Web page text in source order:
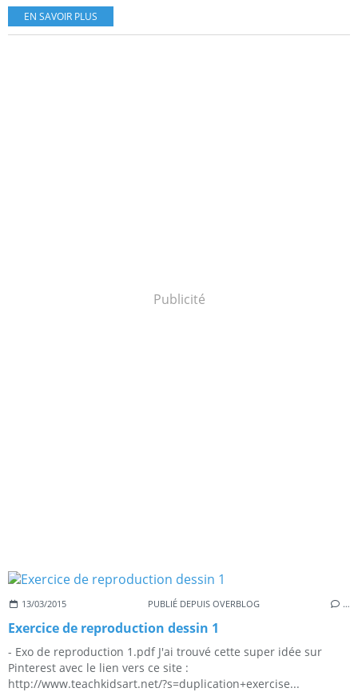
EN SAVOIR PLUS
Publicité
13/03/2015 PUBLIÉ DEPUIS OVERBLOG …
Exercice de reproduction dessin 1
- Exo de reproduction 1.pdf J'ai trouvé cette super idée sur
Pinterest avec le lien vers ce site :
http://www.teachkidsart.net/?s=duplication+exercise...